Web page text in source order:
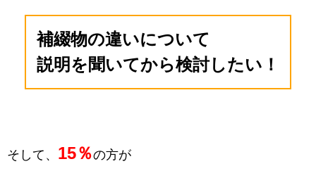
補綴物の違いについて
説明を聞いてから検討したい！
そして、 15％の方が